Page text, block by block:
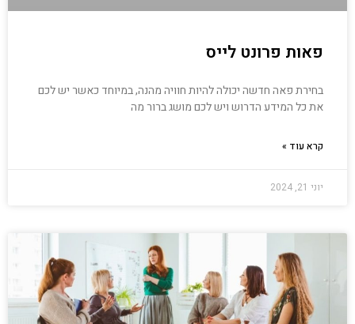
פאות פרונט לייס
בחירת פאה חדשה יכולה להיות חוויה מהנה, במיוחד כאשר יש לכם
את כל המידע הדרוש ויש לכם מושג ברור מה
קרא עוד »
יוני 21, 2024